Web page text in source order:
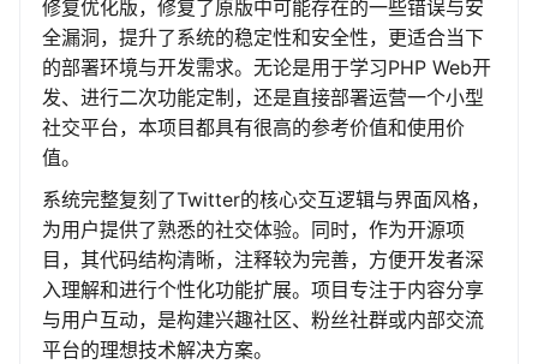
修复优化版，修复了原版中可能存在的一些错误与安
全漏洞，提升了系统的稳定性和安全性，更适合当下
的部署环境与开发需求。无论是用于学习PHP Web开
发、进行二次功能定制，还是直接部署运营一个小型
社交平台，本项目都具有很高的参考价值和使用价
值。
系统完整复刻了Twitter的核心交互逻辑与界面风格，
为用户提供了熟悉的社交体验。同时，作为开源项
目，其代码结构清晰，注释较为完善，方便开发者深
入理解和进行个性化功能扩展。项目专注于内容分享
与用户互动，是构建兴趣社区、粉丝社群或内部交流
平台的理想技术解决方案。